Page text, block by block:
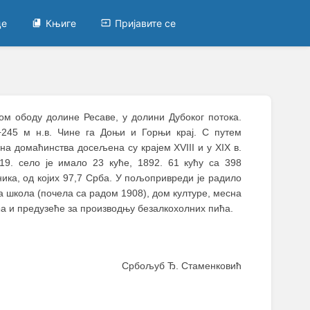
Књиге Пријавите се
ободу долине Ресаве, у долини Дубоког потока.
245 м н.в. Чине га Доњи и Горњи крај. С путем
домаћинства досељена су крајем XVIII и у XIX в.
село је имало 23 куће, 1892. 61 кућу са 398
од којих 97,7 Срба. У пољопривреди је радило
школа (почела са радом 1908), дом културе, месна
и предузеће за производњу безалкохолних пића.
Србољуб Ђ. Стаменковић